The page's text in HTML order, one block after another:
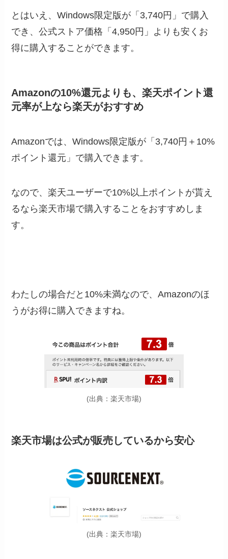
とはいえ、Windows限定版が「 3,740円 」で購入
でき、公式ストア価格「4,950円」よりも安くお
得に購入することができます。
Amazonの10%還元よりも、楽天ポイント還
元率が上なら楽天がおすすめ
Amazonでは、Windows限定版が「 3,740円＋10%
ポイント還元 」で購入できます。
なので、楽天ユーザーで10%以上ポイントが貰え
るなら楽天市場で購入することをおすすめしま
す。
わたしの場合だと10%未満なので、Amazonのほ
うがお得に購入できますね。
(出典：楽天市場)
楽天市場は公式が販売しているから安心
(出典：楽天市場)